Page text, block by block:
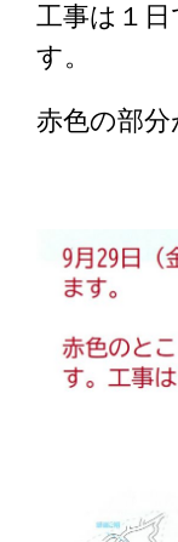
工事は１
す。
赤色の部分